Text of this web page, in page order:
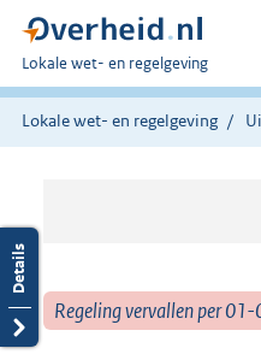
U
bent
hier:
Lokale wet- en regelgeving
Lokale wet- en regelgeving
Regeling vervallen per